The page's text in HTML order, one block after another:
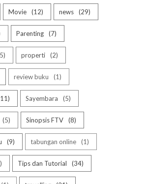
Movie 12 news 29
Parenting 7
properti 2
review buku 1
11 Sayembara 5
5 Sinopsis FTV 8
9 tabungan online 1
Tips dan Tutorial 34